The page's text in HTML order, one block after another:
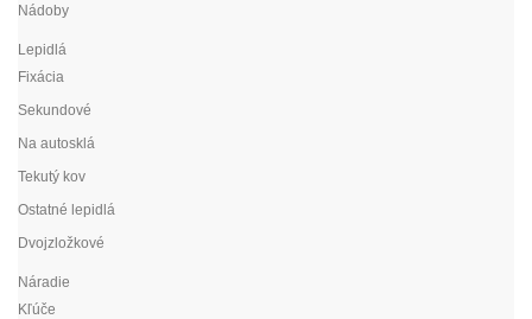
Nádoby
Lepidlá
Fixácia
Sekundové
Na autosklá
Tekutý kov
Ostatné lepidlá
Dvojzložkové
Náradie
Kľúče